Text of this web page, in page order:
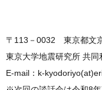
〒113－0032 東京都文
東京大学地震研究所 共同
E-mail：k-